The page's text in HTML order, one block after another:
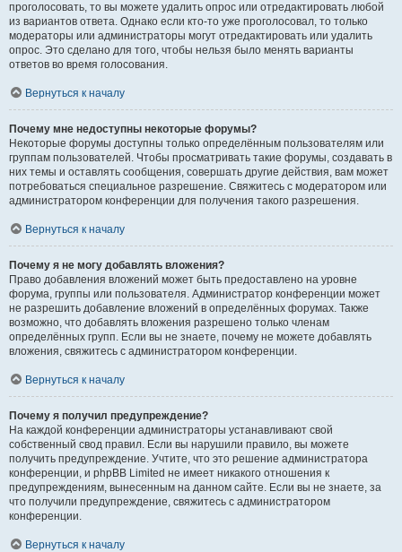
проголосовать, то вы можете удалить опрос или отредактировать любой
из вариантов ответа. Однако если кто-то уже проголосовал, то только
модераторы или администраторы могут отредактировать или удалить
опрос. Это сделано для того, чтобы нельзя было менять варианты
ответов во время голосования.
Вернуться к началу
Почему мне недоступны некоторые форумы?
Некоторые форумы доступны только определённым пользователям или
группам пользователей. Чтобы просматривать такие форумы, создавать в
них темы и оставлять сообщения, совершать другие действия, вам может
потребоваться специальное разрешение. Свяжитесь с модератором или
администратором конференции для получения такого разрешения.
Вернуться к началу
Почему я не могу добавлять вложения?
Право добавления вложений может быть предоставлено на уровне
форума, группы или пользователя. Администратор конференции может
не разрешить добавление вложений в определённых форумах. Также
возможно, что добавлять вложения разрешено только членам
определённых групп. Если вы не знаете, почему не можете добавлять
вложения, свяжитесь с администратором конференции.
Вернуться к началу
Почему я получил предупреждение?
На каждой конференции администраторы устанавливают свой
собственный свод правил. Если вы нарушили правило, вы можете
получить предупреждение. Учтите, что это решение администратора
конференции, и phpBB Limited не имеет никакого отношения к
предупреждениям, вынесенным на данном сайте. Если вы не знаете, за
что получили предупреждение, свяжитесь с администратором
конференции.
Вернуться к началу